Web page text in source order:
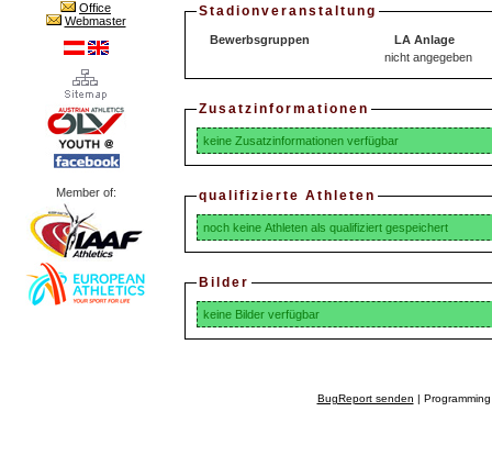
Office
Webmaster
Member of:
Stadionveranstaltung
Bewerbsgruppen
LA Anlage
nicht angegeben
Zusatzinformationen
keine Zusatzinformationen verfügbar
qualifizierte Athleten
noch keine Athleten als qualifiziert gespeichert
Bilder
keine Bilder verfügbar
BugReport senden |